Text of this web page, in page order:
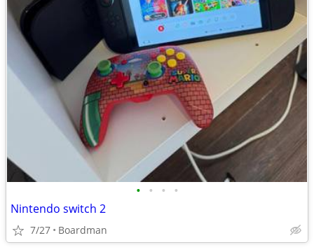
• • • •
Nintendo switch 2
7/27 Boardman